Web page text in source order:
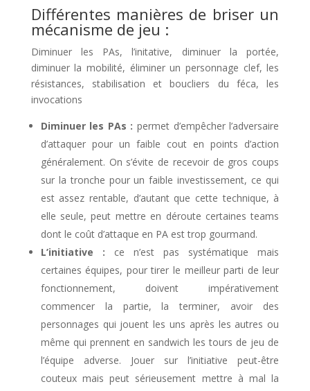
Différentes manières de briser un
mécanisme de jeu :
Diminuer les PAs, l’initative, diminuer la portée,
diminuer la mobilité, éliminer un personnage clef, les
résistances, stabilisation et boucliers du féca, les
invocations
Diminuer les PAs : permet d’empêcher l’adversaire
d’attaquer pour un faible cout en points d’action
généralement. On s’évite de recevoir de gros coups
sur la tronche pour un faible investissement, ce qui
est assez rentable, d’autant que cette technique, à
elle seule, peut mettre en déroute certaines teams
dont le coût d’attaque en PA est trop gourmand.
L’initiative : ce n’est pas systématique mais
certaines équipes, pour tirer le meilleur parti de leur
fonctionnement, doivent impérativement
commencer la partie, la terminer, avoir des
personnages qui jouent les uns après les autres ou
même qui prennent en sandwich les tours de jeu de
l’équipe adverse. Jouer sur l’initiative peut-être
couteux mais peut sérieusement mettre à mal la